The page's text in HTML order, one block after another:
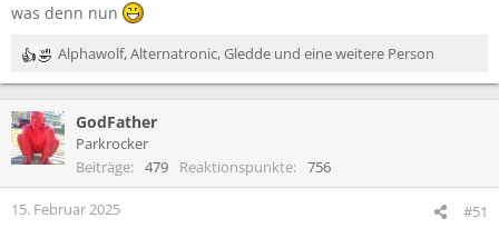
was denn nun
R
e
k
t
i
n
Alphawolf,Alternatronic,Gledde und eine weitere Person
GodFather
Parkrocker
Beiträge
479 Reaktionspunkte 756
15. Februar 2025 #51